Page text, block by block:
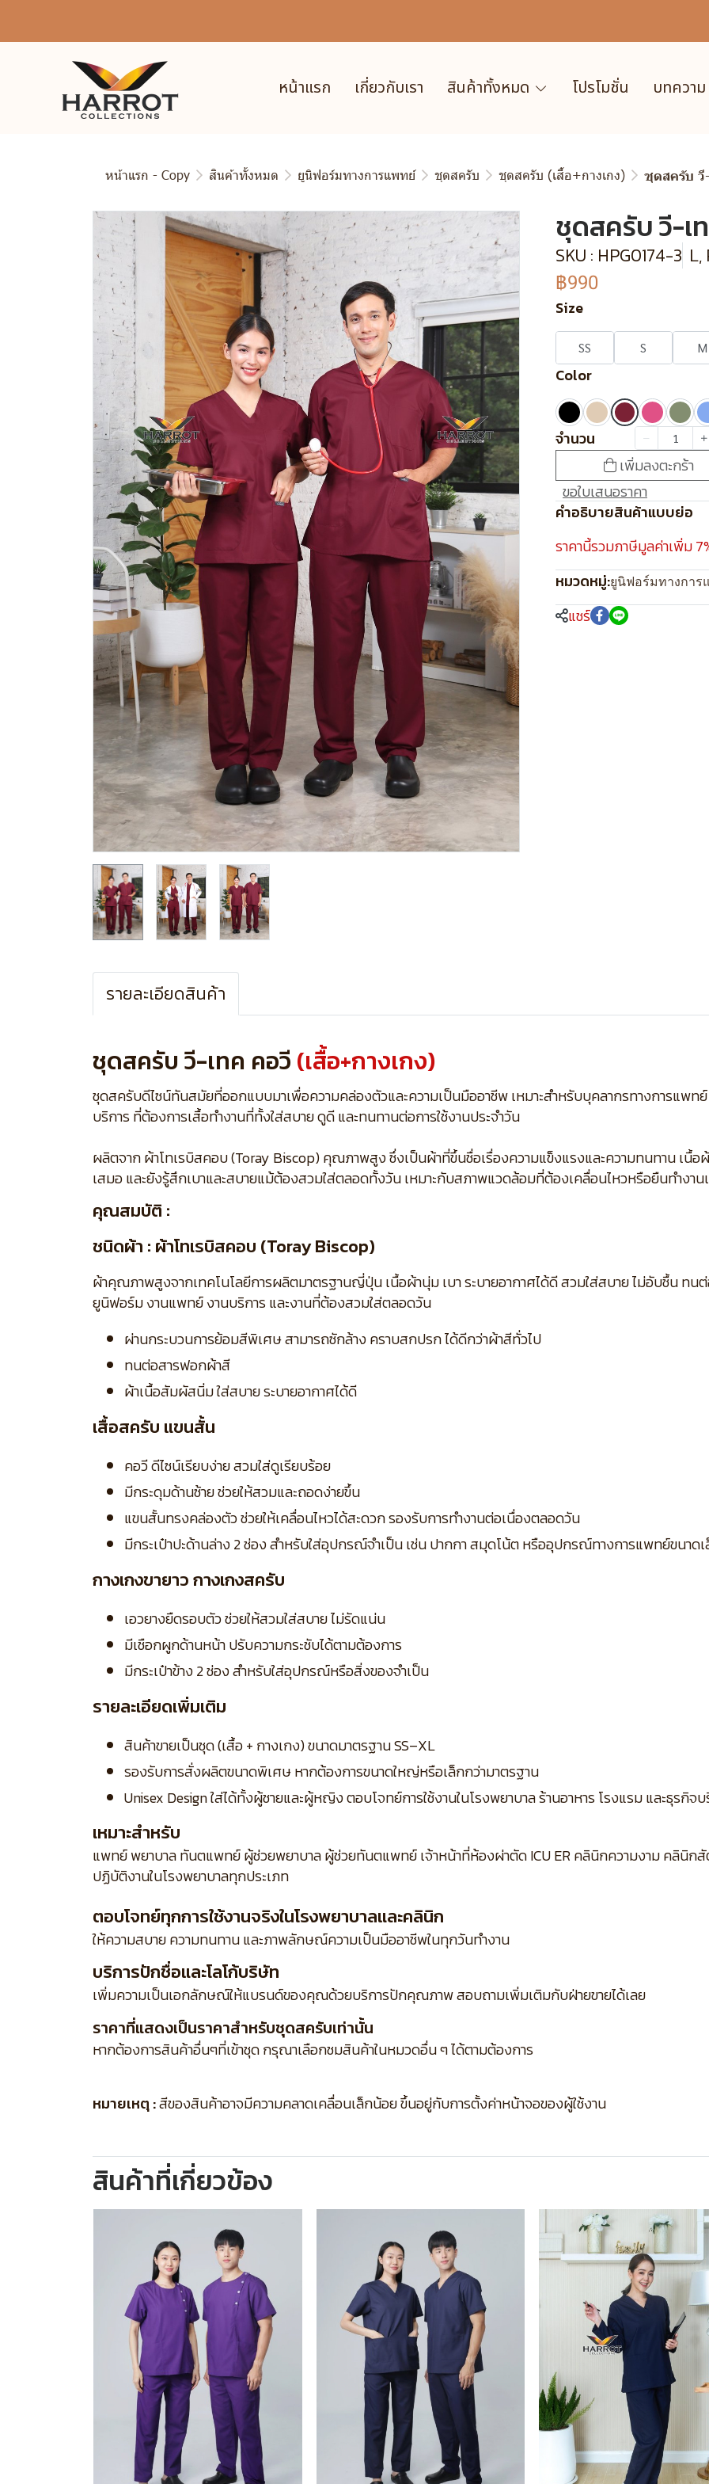
หน้าแรก เกี่ยวกับเรา สินค้าทั้งหมด โปรโมชั่น บทความ
หน้าแรก - Copy สินค้าทั้งหมด ยูนิฟอร์มทางการแพทย์ ชุดสครับ ชุดสครับ (เสื้อ+กางเกง) ชุดสครับ วี
ชุดสครับ วี-เ
SKU : HPG0174-3
฿990
Size
SS S M
Color
จำนวน
เพิ่มลงตะกร้า
ขอใบเสนอราคา
คำอธิบายสินค้าแบบย่อ
ราคานี้รวมภาษีมูลค่าเพิ่ม
หมวดหมู่:ยูนิฟอร์มทางการ
แชร์
รายละเอียดสินค้า
ชุดสครับ วี-เทค คอวี (เสื้อ+กางเกง)
ชุดสครับดีไซน์ทันสมัยที่ออกแบบมาเพื่อความคล่องตัวและความเป็นมืออาชีพ เหมาะสำหรับบุคลากรทางการแพ
บริการ ที่ต้องการเสื้อทำงานที่ทั้งใส่สบาย ดูดี และทนทานต่อการใช้งานประจำวัน
ผลิตจาก ผ้าโทเรบิสคอบ (Toray Biscop) คุณภาพสูง ซึ่งเป็นผ้าที่ขึ้นชื่อเรื่องความแข็งแรงและความทนทาน เนื้อ
เสมอ และยังรู้สึกเบาและสบายแม้ต้องสวมใส่ตลอดทั้งวัน เหมาะกับสภาพแวดล้อมที่ต้องเคลื่อนไหวหรือยืนทำงาน
คุณสมบัติ :
ชนิดผ้า : ผ้าโทเรบิสคอบ (Toray Biscop)
ผ้าคุณภาพสูงจากเทคโนโลยีการผลิตมาตรฐานญี่ปุ่น เนื้อผ้านุ่ม เบา ระบายอากาศได้ดี สวมใส่สบาย ไม่อับชื้น ทนต่
ยูนิฟอร์ม งานแพทย์ งานบริการ และงานที่ต้องสวมใส่ตลอดวัน
ผ่านกระบวนการย้อมสีพิเศษ สามารถซักล้าง คราบสกปรก ได้ดีกว่าผ้าสีทั่วไป
ทนต่อสารฟอกผ้าสี
ผ้าเนื้อสัมผัสนิ่ม ใส่สบาย ระบายอากาศได้ดี
เสื้อสครับ แขนสั้น
คอวี ดีไซน์เรียบง่าย สวมใส่ดูเรียบร้อย
มีกระดุมด้านซ้าย ช่วยให้สวมและถอดง่ายขึ้น
แขนสั้นทรงคล่องตัว ช่วยให้เคลื่อนไหวได้สะดวก รองรับการทำงานต่อเนื่องตลอดวัน
มีกระเป๋าปะด้านล่าง 2 ช่อง สำหรับใส่อุปกรณ์จำเป็น เช่น ปากกา สมุดโน้ต หรืออุปกรณ์ทางการแพทย์ขนาด
กางเกงขายาว กางเกงสครับ
เอวยางยืดรอบตัว ช่วยให้สวมใส่สบาย ไม่รัดแน่น
มีเชือกผูกด้านหน้า ปรับความกระชับได้ตามต้องการ
มีกระเป๋าข้าง 2 ช่อง สำหรับใส่อุปกรณ์หรือสิ่งของจำเป็น
รายละเอียดเพิ่มเติม
สินค้าขายเป็นชุด (เสื้อ + กางเกง) ขนาดมาตรฐาน SS–XL
รองรับการสั่งผลิตขนาดพิเศษ หากต้องการขนาดใหญ่หรือเล็กกว่ามาตรฐาน
Unisex Design ใส่ได้ทั้งผู้ชายและผู้หญิง ตอบโจทย์การใช้งานในโรงพยาบาล ร้านอาหาร โรงแรม และธุรกิจ
เหมาะสำหรับ
แพทย์ พยาบาล ทันตแพทย์ ผู้ช่วยพยาบาล ผู้ช่วยทันตแพทย์ เจ้าหน้าที่ห้องผ่าตัด ICU ER คลินิกความงาม คลินิก
ปฏิบัติงานในโรงพยาบาลทุกประเภท
ตอบโจทย์ทุกการใช้งานจริงในโรงพยาบาลและคลินิก
ให้ความสบาย ความทนทาน และภาพลักษณ์ความเป็นมืออาชีพในทุกวันทำงาน
บริการปักชื่อและโลโก้บริษัท
เพิ่มความเป็นเอกลักษณ์ให้แบรนด์ของคุณด้วยบริการปักคุณภาพ สอบถามเพิ่มเติมกับฝ่ายขายได้เลย
ราคาที่แสดงเป็นราคาสำหรับชุดสครับเท่านั้น
หากต้องการสินค้าอื่นๆที่เข้าชุด กรุณาเลือกชมสินค้าในหมวดอื่น ๆ ได้ตามต้องการ
หมายเหตุ :สีของสินค้าอาจมีความคลาดเคลื่อนเล็กน้อย ขึ้นอยู่กับการตั้งค่าหน้าจอของผู้ใช้งาน
สินค้าที่เกี่ยวข้อง